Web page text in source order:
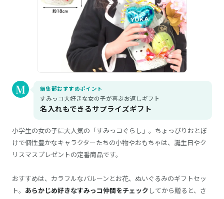
編集部おすすめポイント
すみっコ大好きな女の子が喜ぶお返しギフト
名入れもできるサプライズギフト
小学生の女の子に大人気の「すみっコぐらし」。ちょっぴりおとぼ
けで個性豊かなキャラクターたちの小物やおもちゃは、誕生日やク
リスマスプレゼントの定番商品です。
おすすめは、カラフルなバルーンとお花、ぬいぐるみのギフトセッ
ト。 あらかじめ好きなすみっコ仲間をチェック してから贈ると、さ